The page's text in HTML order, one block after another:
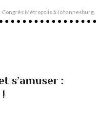
Congrès Métropolis à Johannesburg
s’amuser :